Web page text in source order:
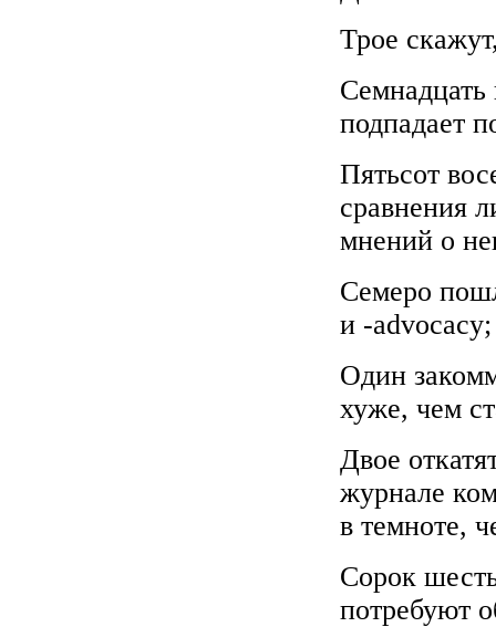
Трое
Семнадцать
подпадает
Пятьсот
сравнения
мнений о
Семеро
и -advocacy;
Один
хуже, чем
Двое
журнале
в темноте,
Сорок
потребуют